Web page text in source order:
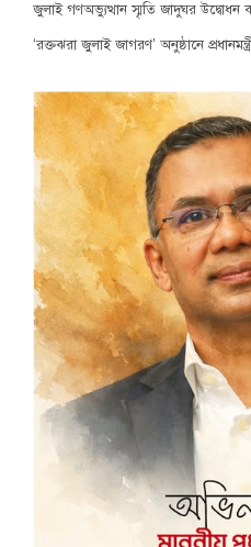
জুলাই গণঅভ্যুত্থান স্মৃতি জাদুঘর উদ্বোধন
‘রক্তঝরা জুলাই জাগরণ’ অনুষ্ঠানে